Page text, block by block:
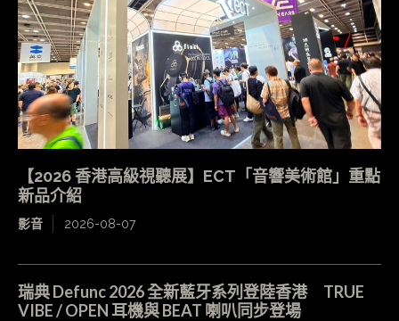
【2026 香港高級視聽展】ECT「音響美術館」重點
新品介紹
影音 2026-08-07
瑞典 Defunc 2026 全新藍牙系列登陸香港 TRUE
VIBE / OPEN 耳機與 BEAT 喇叭同步登場